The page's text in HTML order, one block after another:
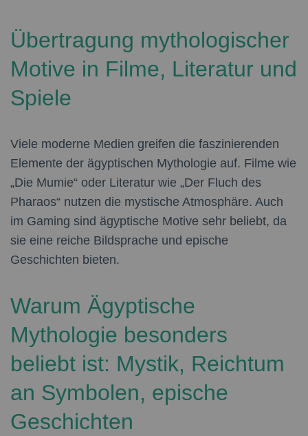
Übertragung mythologischer
Motive in Filme, Literatur und
Spiele
Viele moderne Medien greifen die faszinierenden
Elemente der ägyptischen Mythologie auf. Filme wie
„Die Mumie“ oder Literatur wie „Der Fluch des
Pharaos“ nutzen die mystische Atmosphäre. Auch
im Gaming sind ägyptische Motive sehr beliebt, da
sie eine reiche Bildsprache und epische
Geschichten bieten.
Warum Ägyptische
Mythologie besonders
beliebt ist: Mystik, Reichtum
an Symbolen, epische
Geschichten